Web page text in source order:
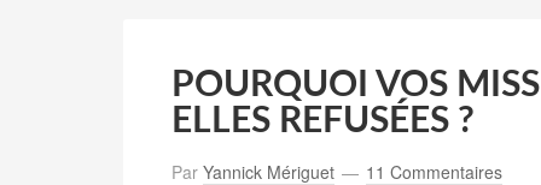
POURQUOI VOS
ELLES REFUSÉES ?
Par Yannick Mériguet 11 Commentaires